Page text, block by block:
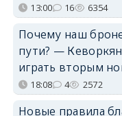
13:00 16 6354
Почему наш
пути? —
играть вторым
18:08 4 2572
Новые правила